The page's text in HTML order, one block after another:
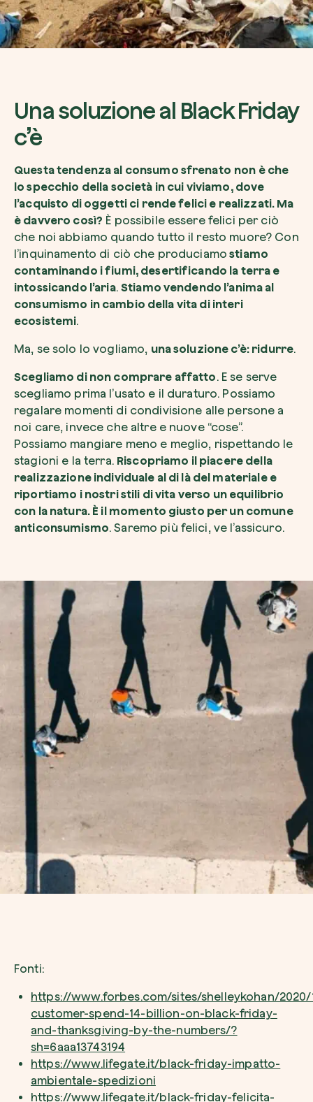
Una soluzione al Black Friday
c’è
Questa tendenza al consumo sfrenato non è che
lo specchio della società in cui viviamo, dove
l’acquisto di oggetti ci rende felici e realizzati. Ma
è davvero così? È possibile essere felici per ciò
che noi abbiamo quando tutto il resto muore? Con
l’inquinamento di ciò che produciamo stiamo
contaminando i fiumi, desertificando la terra e
intossicando l’aria. Stiamo vendendo l’anima al
consumismo in cambio della vita di interi
ecosistemi.
Ma, se solo lo vogliamo, una soluzione c’è: ridurre.
Scegliamo di non comprare affatto. E se serve
scegliamo prima l’usato e il duraturo. Possiamo
regalare momenti di condivisione alle persone a
noi care, invece che altre e nuove “cose”.
Possiamo mangiare meno e meglio, rispettando le
stagioni e la terra. Riscopriamo il piacere della
realizzazione individuale al di là del materiale e
riportiamo i nostri stili di vita verso un equilibrio
con la natura. È il momento giusto per un comune
anticonsumismo. Saremo più felici, ve l’assicuro.
Fonti:
https://www.forbes.com/sites/shelleykohan/2020/
customer-spend-14-billion-on-black-friday-
and-thanksgiving-by-the-numbers/?
sh=6aaa13743194
https://www.lifegate.it/black-friday-impatto-
ambientale-spedizioni
https://www.lifegate.it/black-friday-felicita-